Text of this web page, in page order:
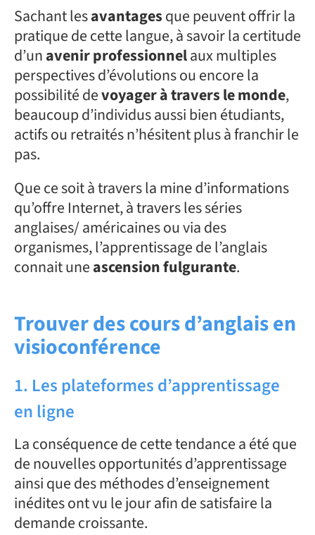
Sachant lesavantagesque peuvent offrir la
pratique de cette langue, à savoir la certitude
d’unavenir professionnelaux multiples
perspectives d’évolutions ou encore la
possibilité devoyager à travers le monde,
beaucoup d’individus aussi bien étudiants,
actifs ou retraités n’hésitent plus à franchir le
pas.
Que ce soit à travers la mine d’informations
qu’offre Internet, à travers les séries
anglaises/ américaines ou via des
organismes, l’apprentissage de l’anglais
connait uneascension fulgurante.
Trouver des cours d’anglais en
visioconférence
1. Les plateformes d’apprentissage
en ligne
La conséquence de cette tendance a été que
de nouvelles opportunités d’apprentissage
ainsi que des méthodes d’enseignement
inédites ont vu le jour afin de satisfaire la
demande croissante.